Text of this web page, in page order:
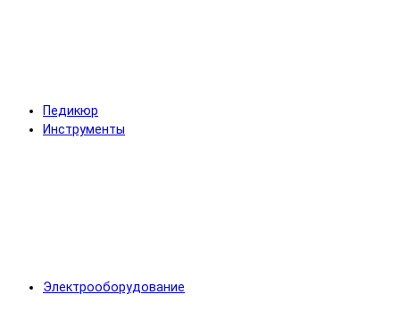
Педикюр
Инструменты
Электрооборудование